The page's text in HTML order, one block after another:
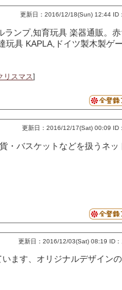
更新日：2016/12/18(Sun) 12:44 ID
ンプ,知育玩具 楽器通販。赤
玩具 KAPLA,ドイツ製木製ゲ
リスマス]
更新日：2016/12/17(Sat) 00:09 ID
・バスケットなどを扱うネッ
更新日：2016/12/03(Sat) 08:19 ID
ます、オリジナルデザインの